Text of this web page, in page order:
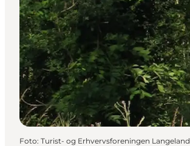
Foto: Turist- og Erhvervsforeningen Langeland